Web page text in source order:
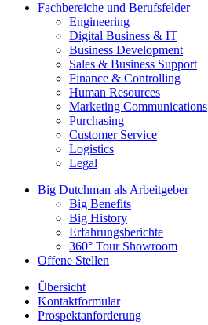
Fachbereiche und Berufsfelder
Engineering
Digital Business & IT
Business Development
Sales & Business Support
Finance & Controlling
Human Resources
Marketing Communications
Purchasing
Customer Service
Logistics
Legal
Big Dutchman als Arbeitgeber
Big Benefits
Big History
Erfahrungsberichte
360° Tour Showroom
Offene Stellen
Übersicht
Kontaktformular
Prospektanforderung